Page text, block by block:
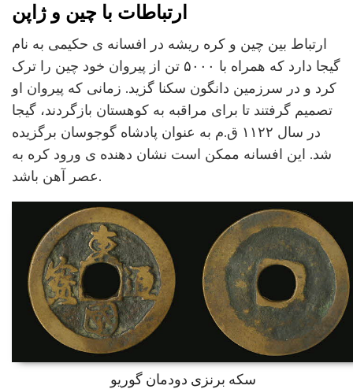
ارتباطات با چین و ژاپن
ارتباط بین چین و کره ریشه در افسانه ی حکیمی به نام
گیجا دارد که همراه با ۵۰۰۰ تن از پیروان خود چین را ترک
کرد و در سرزمین دانگون سکنا گزید. زمانی که پیروان او
تصمیم گرفتند تا برای مراقبه به کوهستان بازگردند، گیجا
در سال ۱۱۲۲ ق.م به عنوان پادشاه گوجوسان برگزیده
شد. این افسانه ممکن است نشان دهنده ی ورود کره به
عصر آهن باشد.
سکه برنزی دودمان گوریو